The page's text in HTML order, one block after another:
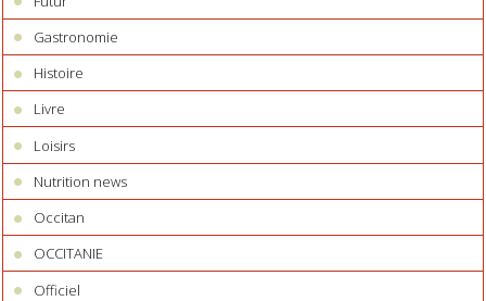
Gastronomie
Histoire
Livre
Loisirs
Nutrition news
Occitan
OCCITANIE
Officiel